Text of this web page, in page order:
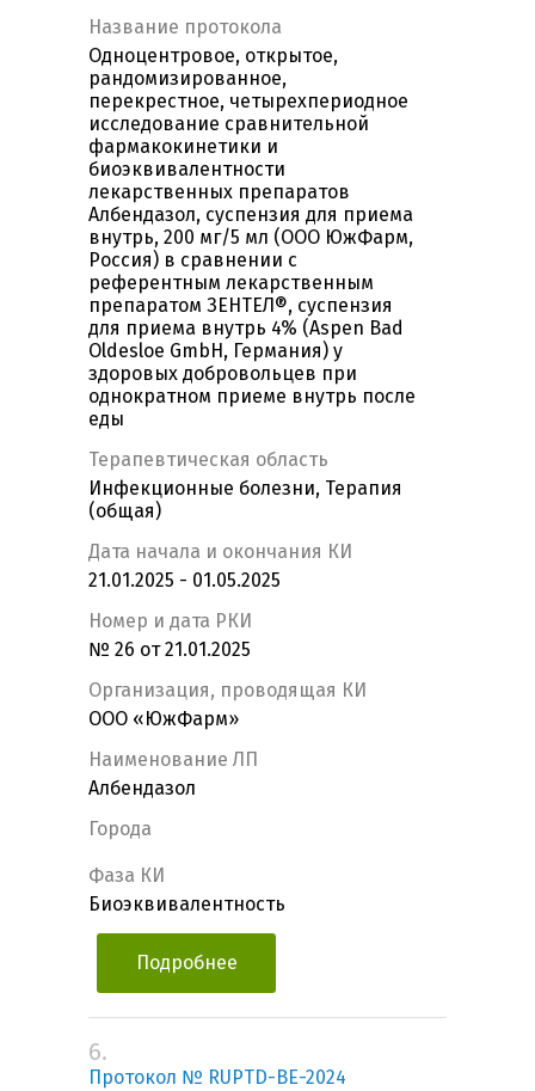
Название протокола
Одноцентровое, открытое,
рандомизированное,
перекрестное, четырехпериодное
исследование сравнительной
фармакокинетики и
биоэквивалентности
лекарственных препаратов
Албендазол, суспензия для приема
внутрь, 200 мг/5 мл (ООО ЮжФарм,
Россия) в сравнении с
референтным лекарственным
препаратом ЗЕНТЕЛ®, суспензия
для приема внутрь 4% (Aspen Bad
Oldesloe GmbH, Германия) у
здоровых добровольцев при
однократном приеме внутрь после
еды
Терапевтическая область
Инфекционные болезни, Терапия
(общая)
Дата начала и окончания КИ
21.01.2025 - 01.05.2025
Номер и дата РКИ
№ 26 от 21.01.2025
Организация, проводящая КИ
ООО «ЮжФарм»
Наименование ЛП
Албендазол
Города
Фаза КИ
Биоэквивалентность
Подробнее
6.
Протокол № RUPTD-BE-2024